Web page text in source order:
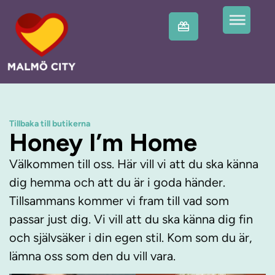
Tillbaka till butikerna
Honey I’m Home
Välkommen till oss. Här vill vi att du ska känna
dig hemma och att du är i goda händer.
Tillsammans kommer vi fram till vad som
passar just dig. Vi vill att du ska känna dig fin
och självsäker i din egen stil. Kom som du är,
lämna oss som den du vill vara.